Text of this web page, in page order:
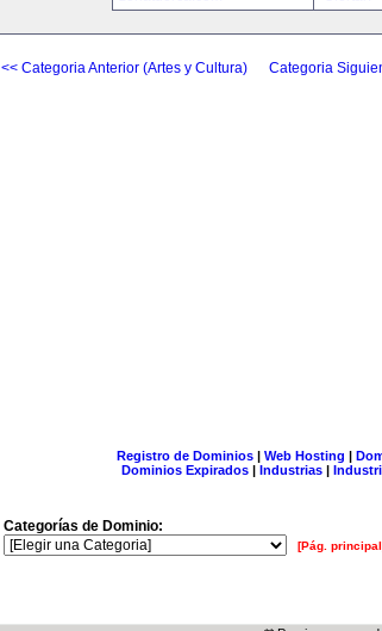
<< Categoria Anterior (Artes y Cultura) Categoria
Registro de Dominios| Web Hosting |
Dominios Expirados | Industrias |
Categorías de Dominio:
[Pág.